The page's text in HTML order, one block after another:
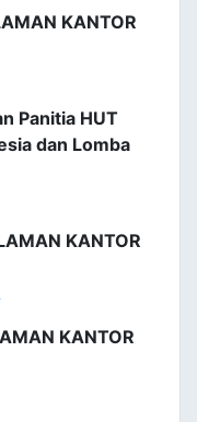
KANTOR
Panitia HUT
dan Lomba
KANTOR
KANTOR